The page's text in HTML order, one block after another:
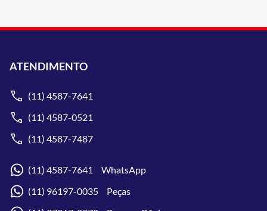
ATENDIMENTO
(11) 4587-7641
(11) 4587-0521
(11) 4587-7487
(11) 4587-7641 WhatsApp
(11) 96197-0035 Peças